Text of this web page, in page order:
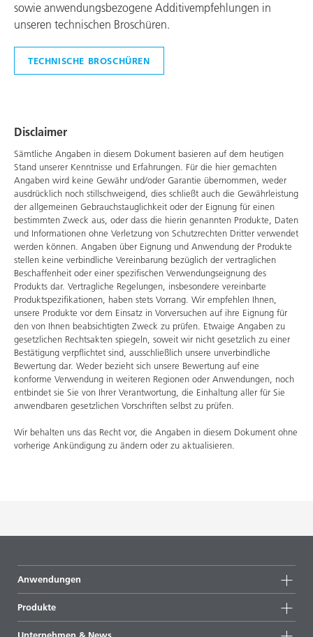
sowie anwendungsbezogene Additivempfehlungen in
unseren technischen Broschüren.
TECHNISCHE BROSCHÜREN
Disclaimer
Sämtliche Angaben in diesem Dokument basieren auf dem heutigen
Stand unserer Kenntnisse und Erfahrungen. Für die hier gemachten
Angaben wird keine Gewähr und/oder Garantie übernommen, weder
ausdrücklich noch stillschweigend, dies schließt auch die Gewährleistung
der allgemeinen Gebrauchstauglichkeit oder der Eignung für einen
bestimmten Zweck aus, oder dass die hierin genannten Produkte, Daten
und Informationen ohne Verletzung von Schutzrechten Dritter verwendet
werden können. Angaben über Eignung und Anwendung der Produkte
stellen keine verbindliche Vereinbarung bezüglich der vertraglichen
Beschaffenheit oder einer spezifischen Verwendungseignung des
Produkts dar. Vertragliche Regelungen, insbesondere vereinbarte
Produktspezifikationen, haben stets Vorrang. Wir empfehlen Ihnen,
unsere Produkte vor dem Einsatz in Vorversuchen auf ihre Eignung für
den von Ihnen beabsichtigten Zweck zu prüfen. Etwaige Angaben zu
gesetzlichen Rechtsakten spiegeln, soweit wir nicht gesetzlich zu einer
Bestätigung verpflichtet sind, ausschließlich unsere unverbindliche
Bewertung dar. Weder bezieht sich unsere Bewertung auf eine
konforme Verwendung in weiteren Regionen oder Anwendungen, noch
entbindet sie Sie von Ihrer Verantwortung, die Einhaltung aller für Sie
anwendbaren gesetzlichen Vorschriften selbst zu prüfen.
Wir behalten uns das Recht vor, die Angaben in diesem Dokument ohne
vorherige Ankündigung zu ändern oder zu aktualisieren.
Anwendungen
Produkte